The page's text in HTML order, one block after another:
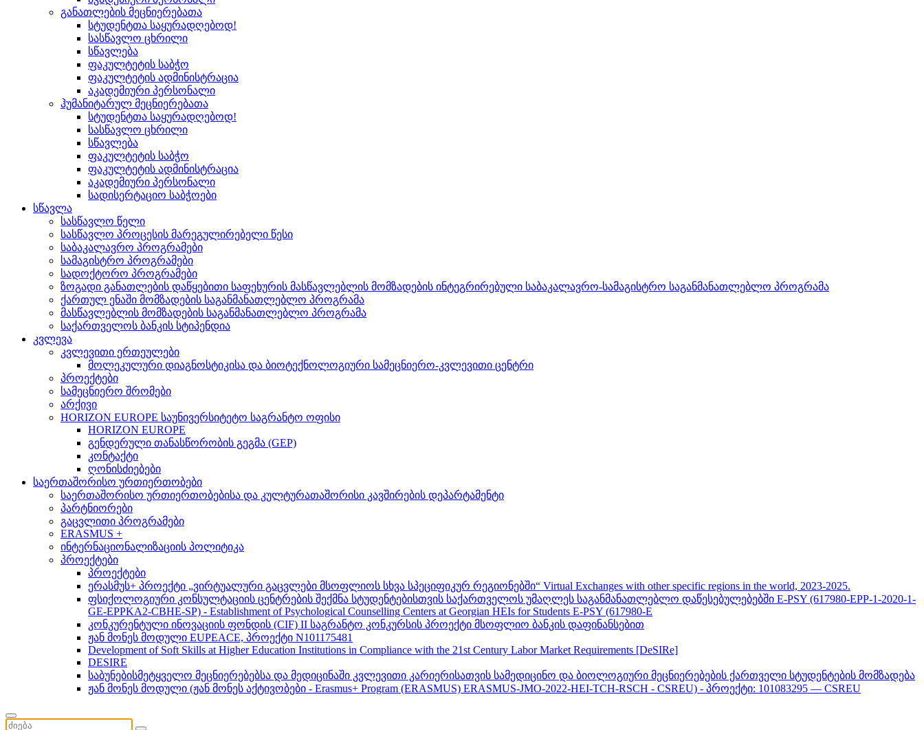
განათლების მეცნიერებათა
სტუდენტთა საყურადღებოდ!
სასწავლო ცხრილი
სწავლება
ფაკულტეტის საბჭო
ფაკულტეტის ადმინისტრაცია
აკადემიური პერსონალი
ჰუმანიტარულ მეცნიერებათა
სტუდენტთა საყურადღებოდ!
სასწავლო ცხრილი
სწავლება
ფაკულტეტის საბჭო
ფაკულტეტის ადმინისტრაცია
აკადემიური პერსონალი
სადისერტაციო საბჭოები
სწავლა
სასწავლო წელი
სასწავლო პროცესის მარეგულირებელი წესი
საბაკალავრო პროგრამები
სამაგისტრო პროგრამები
სადოქტორო პროგრამები
ზოგადი განათლების დაწყებითი საფეხურის მასწავლებლის მომზადების ინტეგრირებული საბაკალავრო-სამაგისტრო საგანმანათლებლო პროგრამა
ქართულ ენაში მომზადების საგანმანათლებლო პროგრამა
მასწავლებლის მომზადების საგანმანათლებლო პროგრამა
საქართველოს ბანკის სტიპენდია
კვლევა
კვლევითი ერთეულები
მოლეკულური დიაგნოსტიკისა და ბიოტექნოლოგიური სამეცნიერო-კვლევითი ცენტრი
პროექტები
სამეცნიერო შრომები
არქივი
HORIZON EUROPE საუნივერსიტეტო საგრანტო ოფისი
HORIZON EUROPE
გენდერული თანასწორობის გეგმა (GEP)
კონტაქტი
ღონისძიებები
საერთაშორისო ურთიერთობები
საერთაშორისო ურთიერთობებისა და კულტურათაშორისი კავშირების დეპარტამენტი
პარტნიორები
გაცვლითი პროგრამები
ERASMUS +
ინტერნაციონალიზაციის პოლიტიკა
პროექტები
პროექტები
ერასმუს+ პროექტი „ვირტუალური გაცვლები მსოფლიოს სხვა სპეციფიკურ რეგიონებში“ Virtual Exchanges with other specific regions in the world, 2023-2025.
ფსიქოლოგიური კონსულტაციის ცენტრების შექმნა სტუდენტებისთვის საქართველოს უმაღლეს საგანმანათლებლო დაწესებულებებში E-PSY (617980-EPP-1-2020-1-
GE-EPPKA2-CBHE-SP) - Establishment of Psychological Counselling Centers at Georgian HEIs for Students E-PSY (617980-E
კონკურენტული ინოვაციის ფონდის (CIF) II საგრანტო კონკურსის პროექტი მსოფლიო ბანკის დაფინანსებით
ჟან მონეს მოდული EUPEACE, პროექტი N101175481
Development of Soft Skills at Higher Education Institutions in Compliance with the 21st Century Labor Market Requirements [DeSIRe]
DESIRE
საბუნებისმეტყველო მეცნიერებებსა და მედიცინაში კვლევითი კარიერისათვის სამედიცინო და ბიოლოგიური მეცნიერებების ქართველი სტუდენტების მომზადება
ჟან მონეს მოდული (ჟან მონეს აქტივობები - Erasmus+ Program (ERASMUS) ERASMUS-JMO-2022-HEI-TCH-RSCH - CSREU) - პროექტი: 101083295 — CSREU